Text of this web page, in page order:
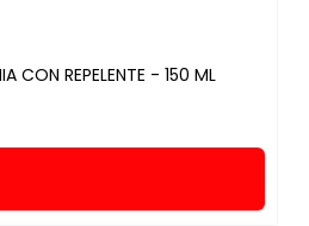
CON REPELENTE - 150 ML